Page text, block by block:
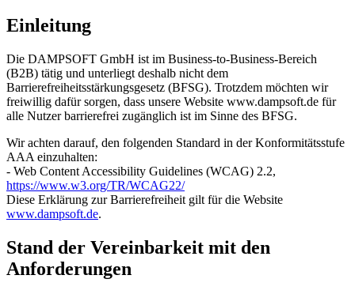
Einleitung
Die DAMPSOFT GmbH ist im Business-to-Business-Bereich
(B2B) tätig und unterliegt deshalb nicht dem
Barrierefreiheitsstärkungsgesetz (BFSG). Trotzdem möchten wir
freiwillig dafür sorgen, dass unsere Website www.dampsoft.de für
alle Nutzer barrierefrei zugänglich ist im Sinne des BFSG.
Wir achten darauf, den folgenden Standard in der Konformitätsstufe
AAA einzuhalten:
- Web Content Accessibility Guidelines (WCAG) 2.2,
https://www.w3.org/TR/WCAG22/
Diese Erklärung zur Barrierefreiheit gilt für die Website
www.dampsoft.de.
Stand der Vereinbarkeit mit den
Anforderungen